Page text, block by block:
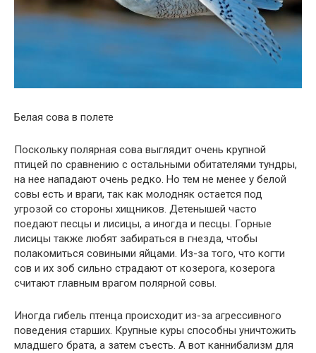
Белая сова в полете
Поскольку полярная сова выглядит очень крупной
птицей по сравнению с остальными обитателями тундры,
на нее нападают очень редко. Но тем не менее у белой
совы есть и враги, так как молодняк остается под
угрозой со стороны хищников. Детенышей часто
поедают песцы и лисицы, а иногда и песцы. Горные
лисицы также любят забираться в гнезда, чтобы
полакомиться совиными яйцами. Из-за того, что когти
сов и их зоб сильно страдают от козерога, козерога
считают главным врагом полярной совы.
Иногда гибель птенца происходит из-за агрессивного
поведения старших. Крупные куры способны уничтожить
младшего брата, а затем съесть. А вот каннибализм для